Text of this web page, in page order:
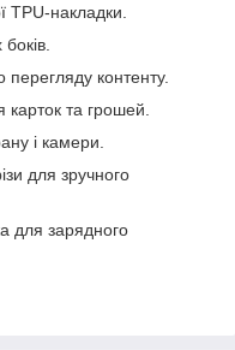
TPU-накладки.
перегляду контенту.
карток та грошей.
і камери.
для зручного
для зарядного